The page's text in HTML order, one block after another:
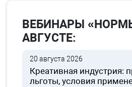
ВЕБИНАРЫ
АВГУСТЕ:
20 августа 2026
Креативная индустрия:
льготы, условия